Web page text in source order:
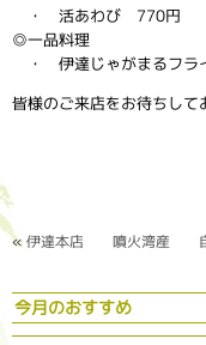
・ 活あわび 770円
◎一品料理
・ 伊達じゃがまるフ
皆様のご来店をお待ちして
«伊達本店 噴火湾産
今月のおすすめ